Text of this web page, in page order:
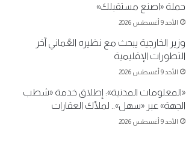
حملة «اصنع مستقبلك»
الأحد 9 أغسطس 2026
وزير الخارجية يبحث مع نظيره العُماني آخر
التطورات الإقليمية
الأحد 9 أغسطس 2026
«المعلومات المدنية»: إطلاق خدمة «شطب
الجهة» عبر «سهل».. لملّاك العقارات
الأحد 9 أغسطس 2026